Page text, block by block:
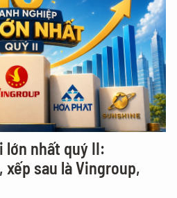
lớn nhất quý II:
xếp sau là Vingroup,